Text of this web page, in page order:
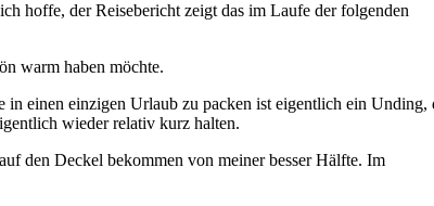
hoffe, der Reisebericht zeigt das im Laufe der folgenden
warm haben möchte.
in einen einzigen Urlaub zu packen ist eigentlich ein Unding,
wieder relativ kurz halten.
den Deckel bekommen von meiner besser Hälfte. Im